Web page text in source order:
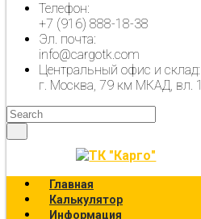
Телефон:
+7 (916) 888-18-38
Эл. почта:
info@cargotk.com
Центральный офис и склад:
г. Москва, 79 км МКАД, вл. 1
Главная
Калькулятор
Информация